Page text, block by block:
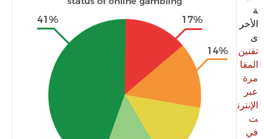
ة
الأخر
ى
تقنين
المقا
مرة
عبر
الإنترن
ت
في